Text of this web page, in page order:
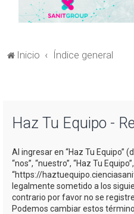
Inicio Índice general
Haz Tu Equipo -
Al ingresar en “Haz Tu Equipo”
“nos”, “nuestro”, “Haz Tu Equipo”,
“https://
legalmente sometido a los
contrario por favor no se registre
Podemos cambiar estos